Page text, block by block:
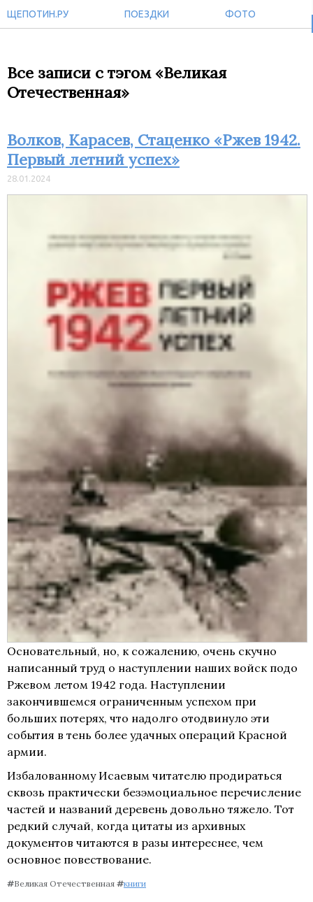
ЩЕПОТИН.РУ ПОЕЗДКИ ФОТО
Все записи с тэгом «Великая
Отечественная»
Волков, Карасев, Стаценко «Ржев 1942.
Первый летний успех»
28.01.2024
Основательный, но, к сожалению, очень скучно
написанный труд о наступлении наших войск подо
Ржевом летом 1942 года. Наступлении
закончившемся ограниченным успехом при
больших потерях, что надолго отодвинуло эти
события в тень более удачных операций Красной
армии.
Избалованному Исаевым читателю продираться
сквозь практически безэмоциальное перечисление
частей и названий деревень довольно тяжело. Тот
редкий случай, когда цитаты из архивных
документов читаются в разы интереснее, чем
основное повествование.
#Великая Отечественная #книги